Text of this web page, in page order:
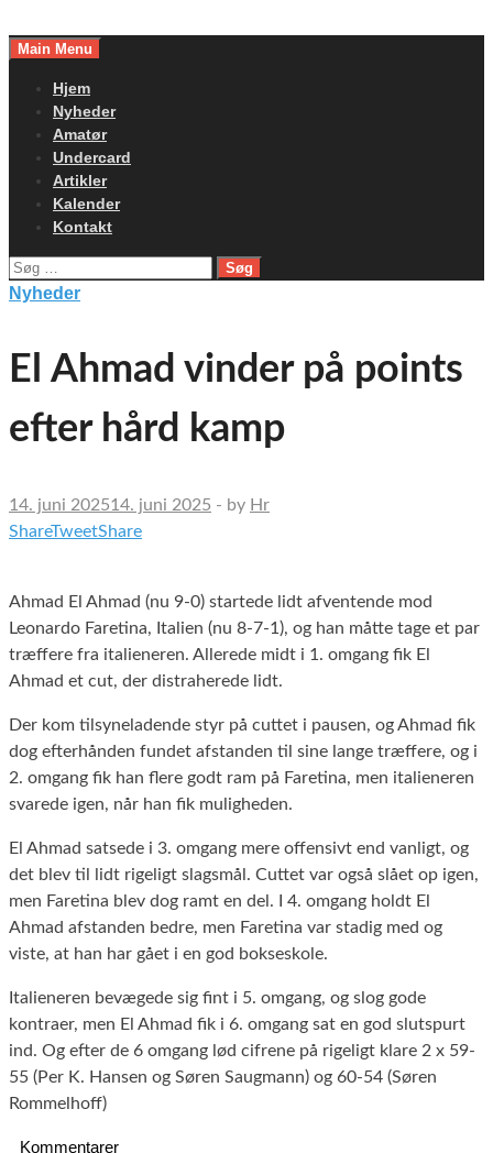
toMain Menu
Hjem
Nyheder
Amatør
Undercard
Artikler
Kalender
Kontakt
Søg
efter:
Nyheder
El Ahmad vinder på points
efter hård kamp
14. juni 202514. juni 2025 - by Hr
ShareTweetShare
Ahmad El Ahmad (nu 9-0) startede lidt afventende mod
Leonardo Faretina, Italien (nu 8-7-1), og han måtte tage et par
træffere fra italieneren. Allerede midt i 1. omgang fik El
Ahmad et cut, der distraherede lidt.
Der kom tilsyneladende styr på cuttet i pausen, og Ahmad fik
dog efterhånden fundet afstanden til sine lange træffere, og i
2. omgang fik han flere godt ram på Faretina, men italieneren
svarede igen, når han fik muligheden.
El Ahmad satsede i 3. omgang mere offensivt end vanligt, og
det blev til lidt rigeligt slagsmål. Cuttet var også slået op igen,
men Faretina blev dog ramt en del. I 4. omgang holdt El
Ahmad afstanden bedre, men Faretina var stadig med og
viste, at han har gået i en god bokseskole.
Italieneren bevægede sig fint i 5. omgang, og slog gode
kontraer, men El Ahmad fik i 6. omgang sat en god slutspurt
ind. Og efter de 6 omgang lød cifrene på rigeligt klare 2 x 59-
55 (Per K. Hansen og Søren Saugmann) og 60-54 (Søren
Rommelhoff)
Kommentarer